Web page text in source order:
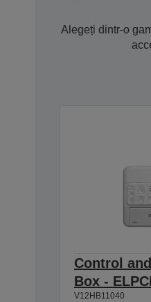
Alegeți dintr-o
Control
Box -
V12HB11040